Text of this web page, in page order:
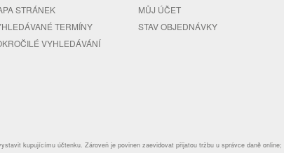
STRÁNEK
TERMÍNY
VYHLEDÁVÁNÍ
MŮJ ÚČET
STAV OBJEDNÁVKY
kupujícímu účtenku. Zároveň je povinen zaevidovat přijatou tržbu u správce daně